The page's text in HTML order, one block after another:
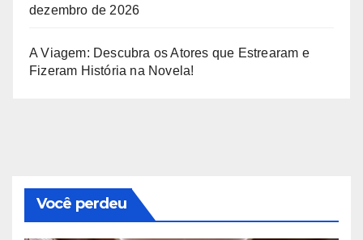
dezembro de 2026
A Viagem: Descubra os Atores que Estrearam e
Fizeram História na Novela!
Você perdeu